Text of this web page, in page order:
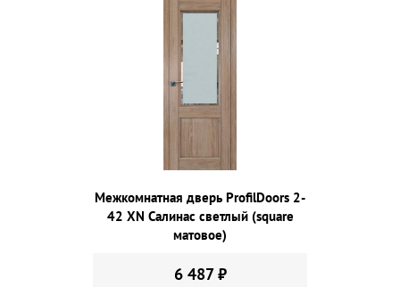
Межкомнатная дверь ProfilDoors 2-
42 XN Салинас светлый (square
матовое)
6 487 ₽